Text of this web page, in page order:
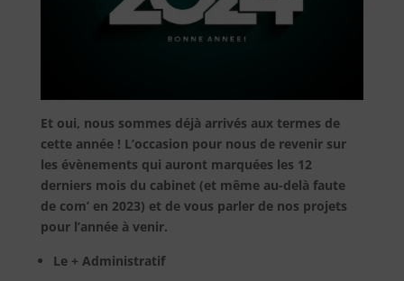
Et oui, nous sommes déjà arrivés aux termes de
cette année ! L’occasion pour nous de revenir sur
les évènements qui auront marquées les 12
derniers mois du cabinet (et même au-delà faute
de com’ en 2023) et de vous parler de nos projets
pour l’année à venir.
Le + Administratif